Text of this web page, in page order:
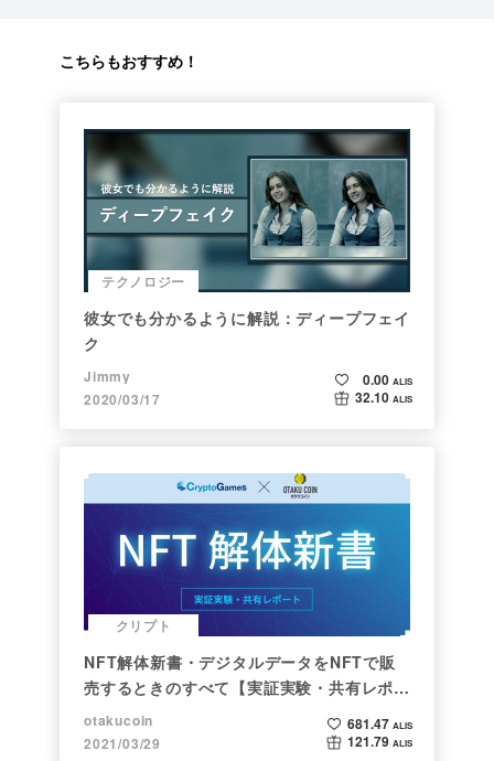
こちらもおすすめ！
テクノロジー
彼女でも分かるように解説：ディープフェイ
ク
Jimmy
2020/03/17
0.00 ALIS
32.10 ALIS
クリプト
NFT解体新書・デジタルデータをNFTで販
売するときのすべて【実証実験・共有レポー
ト】
otakucoin
2021/03/29
681.47 ALIS
121.79 ALIS